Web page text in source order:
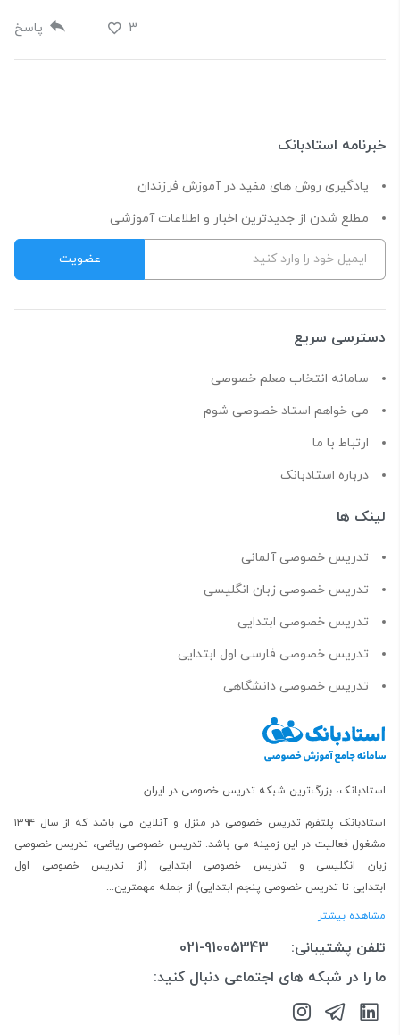
3 پاسخ
خبرنامه استادبانک
یادگیری روش های مفید در آموزش فرزندان
مطلع شدن از جدیدترین اخبار و اطلاعات آموزشی
دسترسی سریع
سامانه انتخاب معلم خصوصی
می خواهم استاد خصوصی شوم
ارتباط با ما
درباره استادبانک
لینک ها
تدریس خصوصی آلمانی
تدریس خصوصی زبان انگلیسی
تدریس خصوصی ابتدایی
تدریس خصوصی فارسی اول ابتدایی
تدریس خصوصی دانشگاهی
استادبانک، بزرگ‌ترین شبکه تدریس خصوصی در ایران
استادبانک پلتفرم تدریس خصوصی در منزل و آنلاین
می باشد که از سال ۱۳۹۴
مشغول فعالیت در این زمینه می باشد.تدریس خصوصی ریاضی، تدریس خصوصی
زبان انگلیسی و تدریس خصوصی ابتدایی (از
تدریس خصوصی اول
ابتدایی تا تدریس خصوصی پنجم ابتدایی) از جمله مهمترین...
مشاهده بیشتر
تلفن پشتیبانی:
021-91005343
ما را در شبکه های اجتماعی دنبال کنید: